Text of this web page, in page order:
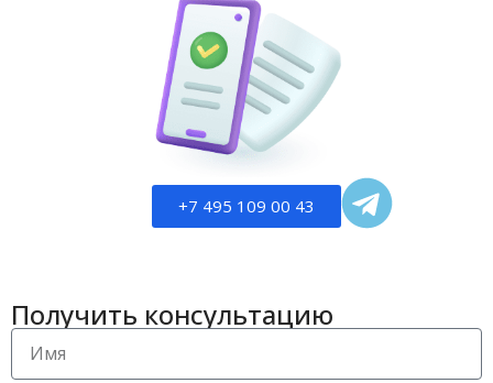
+7 495 109 00 43
Получить консультацию